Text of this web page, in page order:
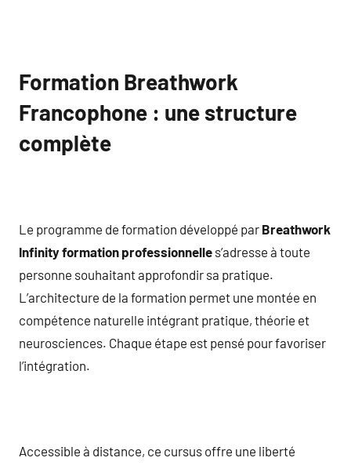
Formation Breathwork
Francophone : une structure
complète
Le programme de formation développé par Breathwork
Infinity formation professionnelle s’adresse à toute
personne souhaitant approfondir sa pratique.
L’architecture de la formation permet une montée en
compétence naturelle intégrant pratique, théorie et
neurosciences. Chaque étape est pensé pour favoriser
l’intégration.
Accessible à distance, ce cursus offre une liberté